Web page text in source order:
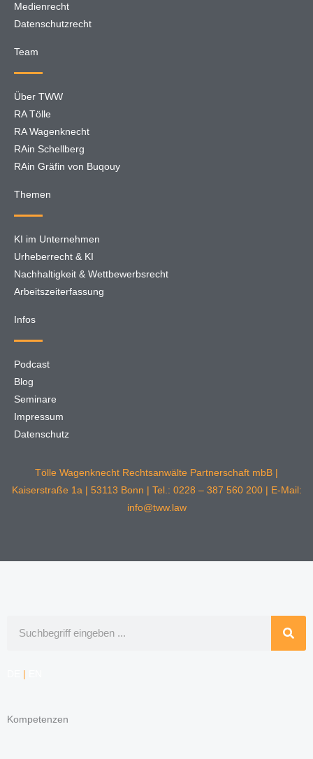
Medienrecht
Datenschutzrecht
Team
Über TWW
RA Tölle
RA Wagenknecht
RAin Schellberg
RAin Gräfin von Buqouy
Themen
KI im Unternehmen
Urheberrecht & KI
Nachhaltigkeit & Wettbewerbsrecht
Arbeitszeiterfassung
Infos
Podcast
Blog
Seminare
Impressum
Datenschutz
Tölle Wagenknecht Rechtsanwälte Partnerschaft mbB |
Kaiserstraße 1a | 53113 Bonn | Tel.: 0228 – 387 560 200 | E-Mail:
info@tww.law
Kompetenzen